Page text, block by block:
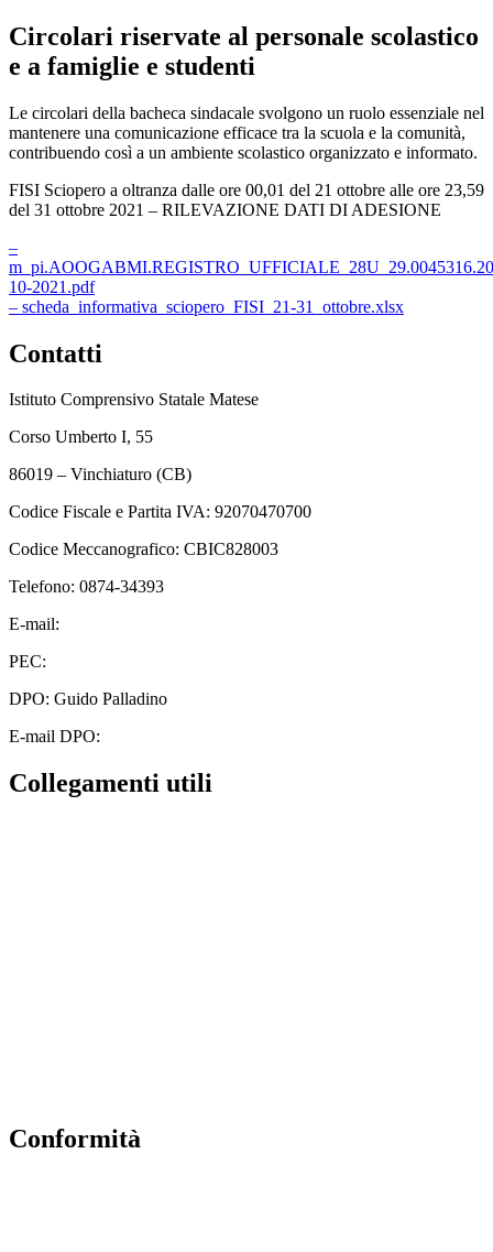
Circolari riservate al personale scolastico
e a famiglie e studenti
Le circolari della bacheca sindacale svolgono un ruolo essenziale nel
mantenere una comunicazione efficace tra la scuola e la comunità,
contribuendo così a un ambiente scolastico organizzato e informato.
FISI Sciopero a oltranza dalle ore 00,01 del 21 ottobre alle ore 23,59
del 31 ottobre 2021 – RILEVAZIONE DATI DI ADESIONE
–
10-2021.pdf
– scheda_informativa_sciopero_FISI_21-31_ottobre.xlsx
Contatti
Istituto Comprensivo Statale Matese
Corso Umberto I, 55
86019 – Vinchiaturo (CB)
Codice Fiscale e Partita IVA: 92070470700
Codice Meccanografico: CBIC828003
Telefono: 0874-34393
E-mail:
PEC:
DPO: Guido Palladino
E-mail DPO:
Collegamenti utili
Conformità